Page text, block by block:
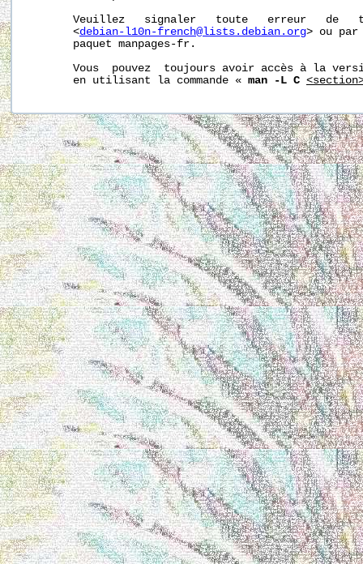
Veuillez   signaler   toute   erreur   de
       <
debian-l10n-french@lists.debian.org> ou par
       paquet manpages-fr.
Vous  pouvez  toujours avoir accès à la
       en utilisant la commande «
man -L C